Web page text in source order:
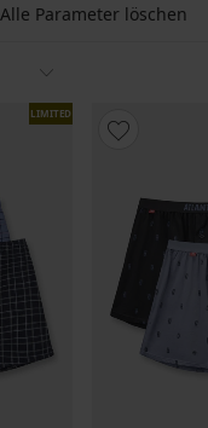
Alle Parameter löschen
LIMITED